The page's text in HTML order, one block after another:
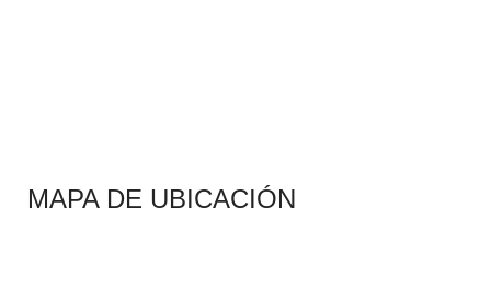
MAPA DE UBICACIÓN